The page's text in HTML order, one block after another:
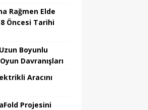
Rağmen Elde
Öncesi Tarihi
Boyunlu
Davranışları
Aracını
Projesini